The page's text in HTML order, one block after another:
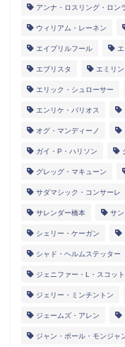
アンナ・ロスリング・ロン
ウィリアム・レーネン
エイプリルフール
エブリスタ エミリン
エリック・シュローサー
エンリケ・バリオス
オグ・マンディーノ
ガイ・P・ハリソン
グレッグ・マキューン
サダマシック・コンサーレ
サレンダー橋本 サ
シェリー・ケーガン
シャド・ヘルムステッター
ジェニファー・L・スコット
ジェリー・ミンチントン
ジェームズ・アレン
ジャン・ポール・モンジャ